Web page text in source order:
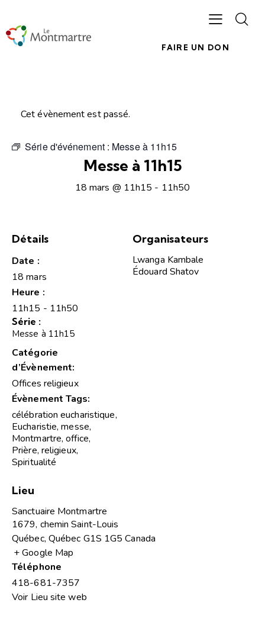
FAIRE UN DON
Cet évènement est passé.
Série d'événement : Messe à 11h15
Messe à 11h15
18 mars @ 11h15 - 11h50
Détails
Date :
18 mars
Heure :
11h15 - 11h50
Série :
Messe à 11h15
Catégorie
d’Évènement:
Offices religieux
Évènement Tags:
célébration eucharistique,
Eucharistie,messe,
Montmartre,office,
Prière, religieux,
Spiritualité
Organisateurs
Lwanga Kambale
Édouard Shatov
Lieu
Sanctuaire Montmartre
1679, chemin Saint-Louis
Québec, Québec G1S 1G5 Canada
+ Google Map
Téléphone
418-681-7357
Voir Lieu site web